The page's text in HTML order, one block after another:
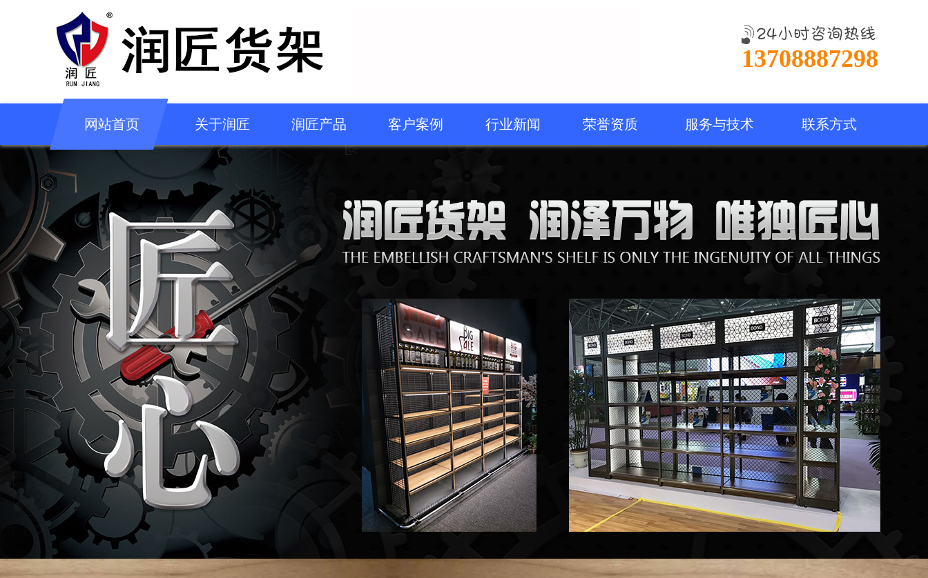
13708887298
网站首页 关于润匠 润匠产品 客户案例 行业新闻 荣誉资质 服务与技术 联系方式